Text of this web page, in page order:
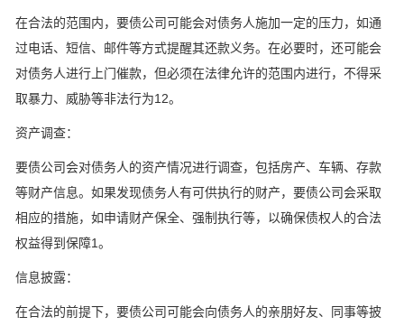
在合法的范围内，要债公司可能会对债务人施加一定的压力，如通
过电话、短信、邮件等方式提醒其还款义务。在必要时，还可能会
对债务人进行上门催款，但必须在法律允许的范围内进行，不得采
取暴力、威胁等非法行为‌12。
‌资产调查‌：
要债公司会对债务人的资产情况进行调查，包括房产、车辆、存款
等财产信息。如果发现债务人有可供执行的财产，要债公司会采取
相应的措施，如申请财产保全、强制执行等，以确保债权人的合法
权益得到保障‌1。
‌信息披露‌：
在合法的前提下，要债公司可能会向债务人的亲朋好友、同事等披